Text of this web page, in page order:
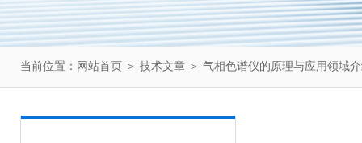
当前位置： 网站首页 ＞ 技术文章 ＞ 气相色谱仪的原理与应用领域